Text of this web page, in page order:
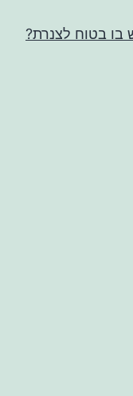
בו בטוח לצנרת?